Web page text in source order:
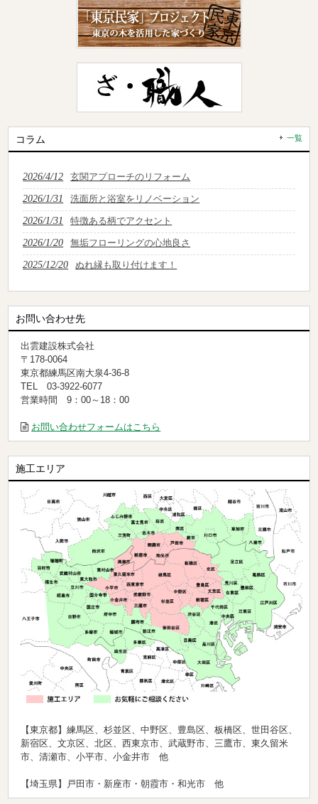
コラム 一覧
2026/4/12 玄関アプローチのリフォーム
2026/1/31 洗面所と浴室をリノベーション
2026/1/31 特徴ある柄でアクセント
2026/1/20 無垢フローリングの心地良さ
2025/12/20 ぬれ縁も取り付けます！
お問い合わせ先
出雲建設株式会社
〒178-0064
東京都練馬区南大泉4-36-8
TEL 03-3922-6077
営業時間 9：00～18：00
お問い合わせフォームはこちら
施工エリア
【東京都】練馬区、杉並区、中野区、豊島区、板橋区、世田谷区、
新宿区、文京区、北区、西東京市、武蔵野市、三鷹市、東久留米
市、清瀬市、小平市、小金井市 他
【埼玉県】戸田市・新座市・朝霞市・和光市 他